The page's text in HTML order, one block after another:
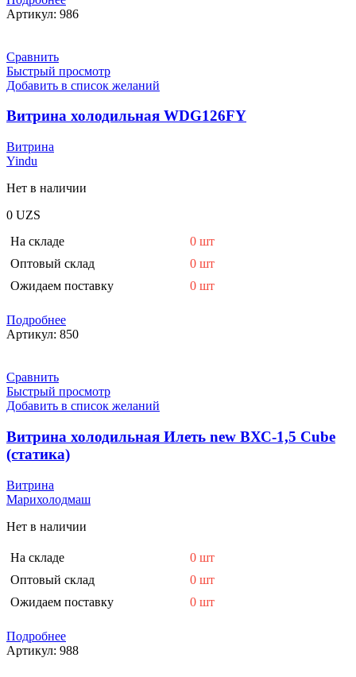
Артикул: 986
Сравнить
Быстрый просмотр
Добавить в список желаний
Витрина холодильная WDG126FY
Витрина
Yindu
Нет в наличии
0 UZS
На складе
0 шт
Оптовый склад
0 шт
Ожидаем поставку
0 шт
Подробнее
Артикул: 850
Сравнить
Быстрый просмотр
Добавить в список желаний
Витрина холодильная Илеть new ВХС-1,5 Cube
(статика)
Витрина
Марихолодмаш
Нет в наличии
На складе
0 шт
Оптовый склад
0 шт
Ожидаем поставку
0 шт
Подробнее
Артикул: 988